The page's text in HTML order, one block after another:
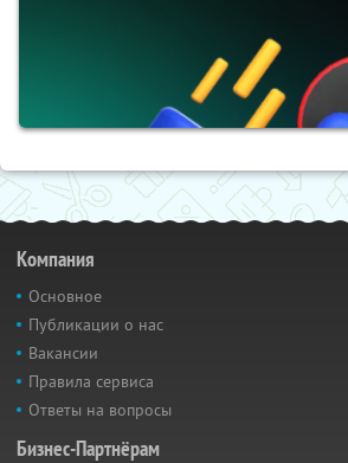
Компания
Основное
Публикации о нас
Вакансии
Правила сервиса
Ответы на вопросы
Бизнес-Партнёрам